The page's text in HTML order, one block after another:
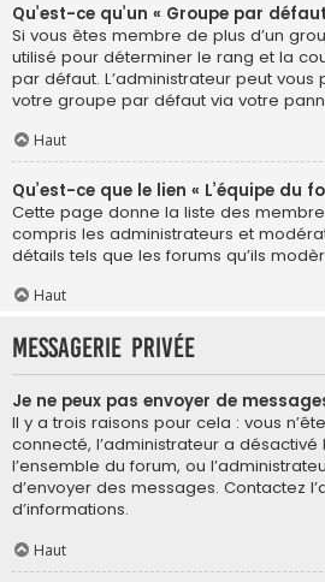
Qu’est-ce qu’un « Groupe par
Si vous êtes membre de plus d’un
utilisé pour déterminer le rang et la
par défaut. L’administrateur peut
votre groupe par défaut via votre
Haut
Qu’est-ce que le lien « L’équipe du
Cette page donne la liste des
compris les administrateurs et
détails tels que les forums qu’ils
Haut
Messagerie privée
Je ne peux pas envoyer de
Il y a trois raisons pour cela : vous
connecté, l’administrateur a
l’ensemble du forum, ou
d’envoyer des messages. Contactez
d’informations.
Haut